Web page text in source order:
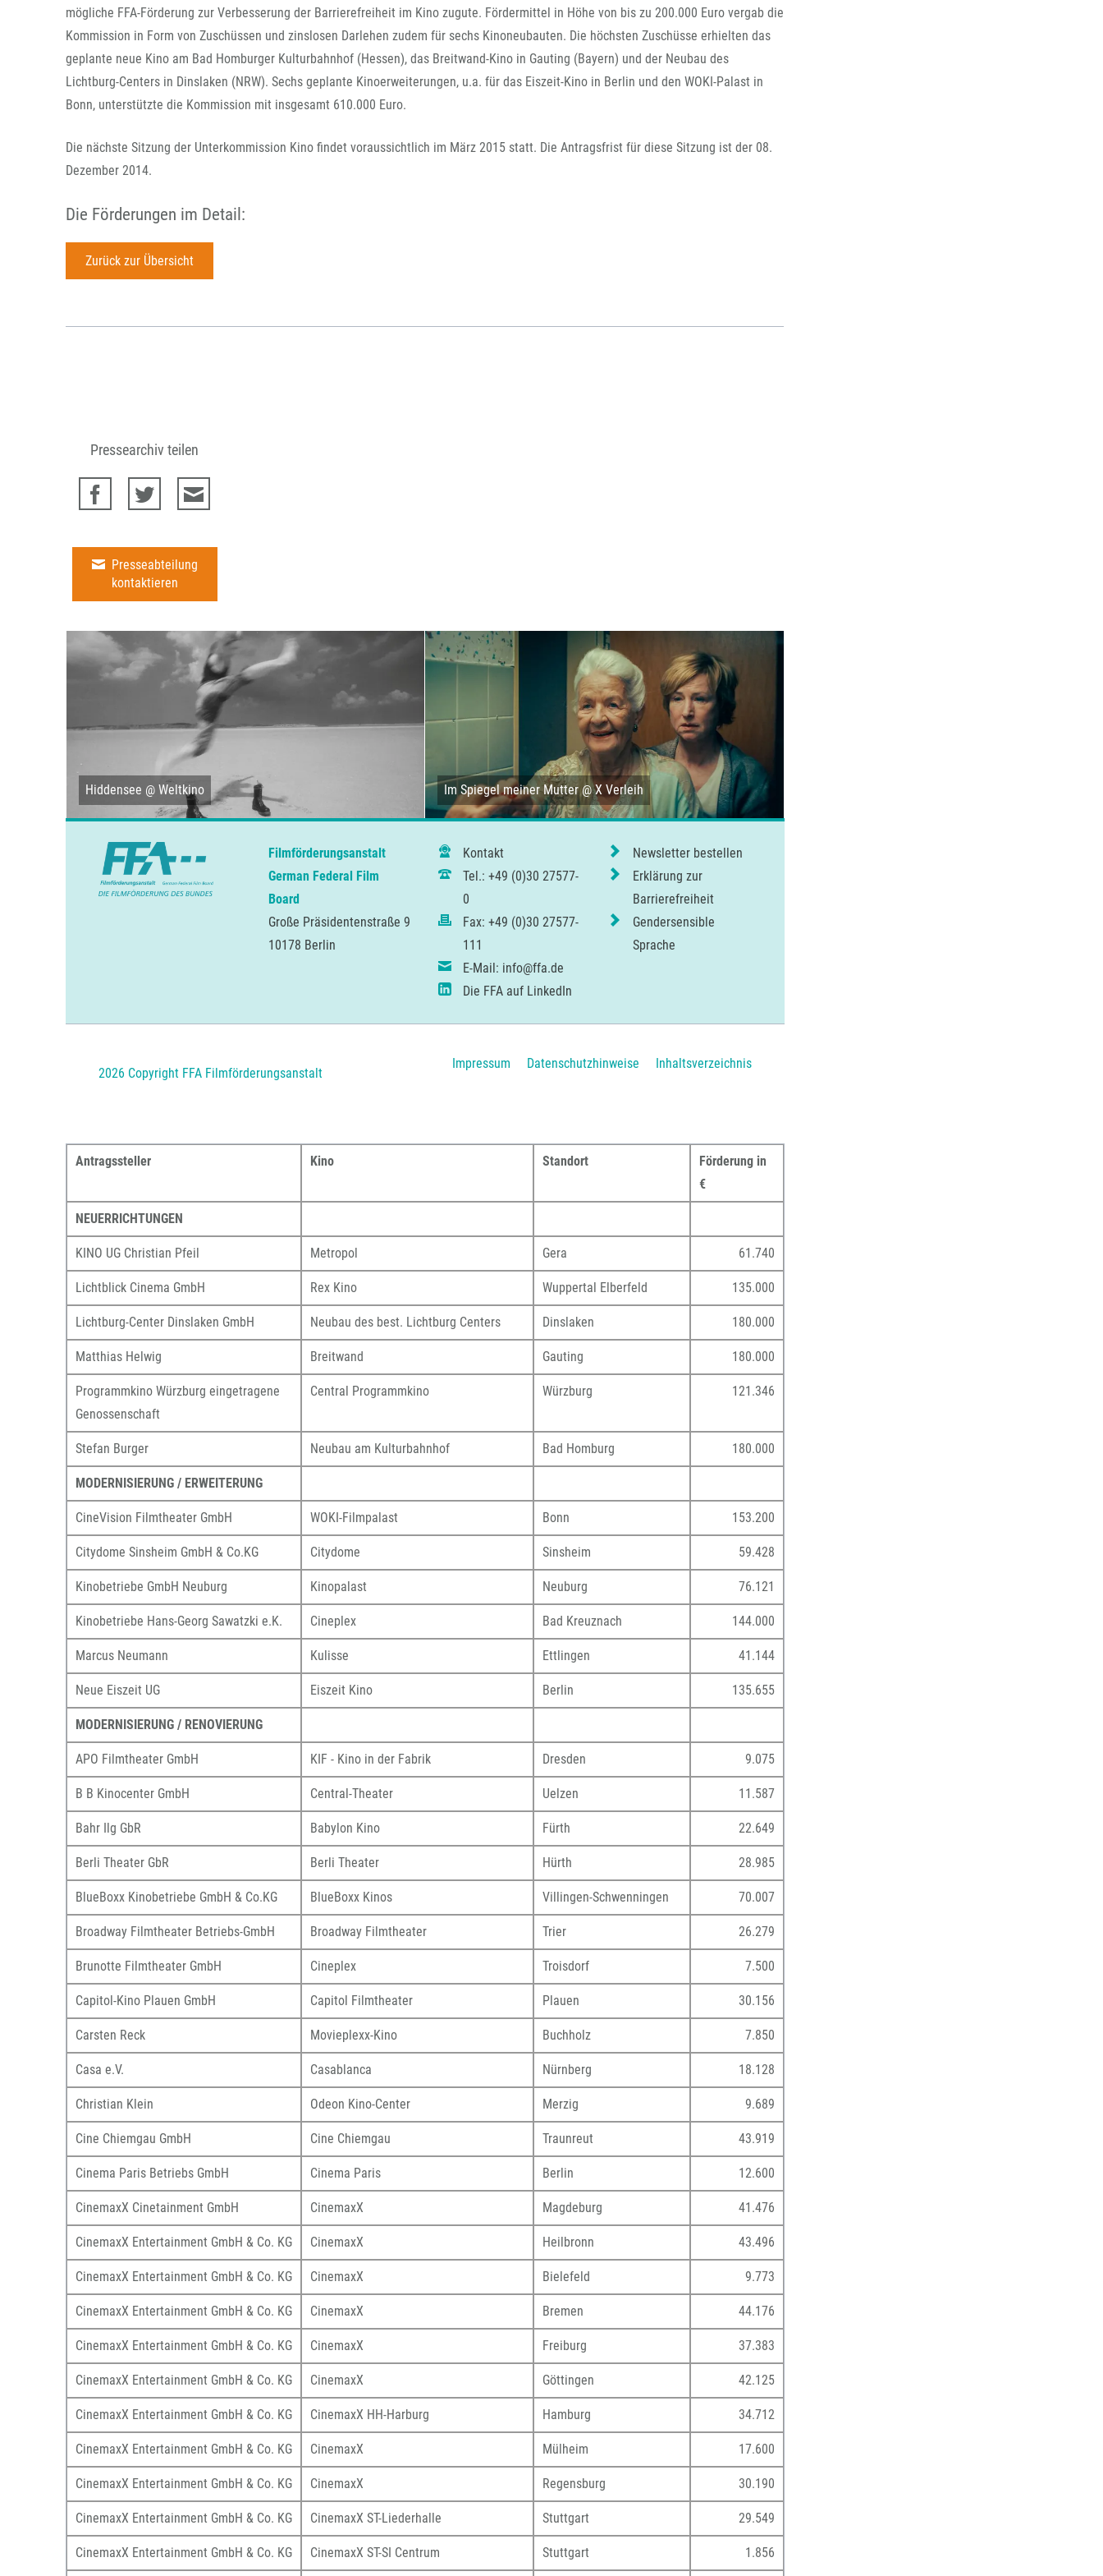
mögliche FFA-Förderung zur Verbesserung der Barrierefreiheit im Kino zugute. Fördermittel in Höhe von bis zu 200.000 Euro vergab die
Kommission in Form von Zuschüssen und zinslosen Darlehen zudem für sechs Kinoneubauten. Die höchsten Zuschüsse erhielten das
geplante neue Kino am Bad Homburger Kulturbahnhof (Hessen), das Breitwand-Kino in Gauting (Bayern) und der Neubau des
Lichtburg-Centers in Dinslaken (NRW). Sechs geplante Kinoerweiterungen, u.a. für das Eiszeit-Kino in Berlin und den WOKI-Palast in
Bonn, unterstützte die Kommission mit insgesamt 610.000 Euro.
Die nächste Sitzung der Unterkommission Kino findet voraussichtlich im März 2015 statt. Die Antragsfrist für diese Sitzung ist der 08.
Dezember 2014.
Die Förderungen im Detail:
Zurück zur Übersicht
Pressearchiv teilen
Presseabteilung
kontaktieren
Hiddensee @ Weltkino Im Spiegel meiner Mutter @ X Verleih
Filmförderungsanstalt
German Federal Film
Board
Große Präsidentenstraße 9
10178 Berlin
Kontakt
Tel.: +49 (0)30 27577-
0
Fax: +49 (0)30 27577-
111
E-Mail: info@ffa.de
Die FFA auf LinkedIn
Newsletter bestellen
Erklärung zur
Barrierefreiheit
Gendersensible
Sprache
2026 Copyright FFA Filmförderungsanstalt
Navigation
Impressum Datenschutzhinweise Inhaltsverzeichnis
Antragssteller Kino Standort
Förderung in
€
NEUERRICHTUNGEN
KINO UG Christian Pfeil Metropol Gera 61.740
Lichtblick Cinema GmbH Rex Kino Wuppertal Elberfeld 135.000
Lichtburg-Center Dinslaken GmbH Neubau des best. Lichtburg Centers Dinslaken 180.000
Matthias Helwig Breitwand Gauting 180.000
Programmkino Würzburg eingetragene
Genossenschaft
Central Programmkino Würzburg 121.346
Stefan Burger Neubau am Kulturbahnhof Bad Homburg 180.000
MODERNISIERUNG / ERWEITERUNG
CineVision Filmtheater GmbH WOKI-Filmpalast Bonn 153.200
Citydome Sinsheim GmbH & Co.KG Citydome Sinsheim 59.428
Kinobetriebe GmbH Neuburg Kinopalast Neuburg 76.121
Kinobetriebe Hans-Georg Sawatzki e.K. Cineplex Bad Kreuznach 144.000
Marcus Neumann Kulisse Ettlingen 41.144
Neue Eiszeit UG Eiszeit Kino Berlin 135.655
MODERNISIERUNG / RENOVIERUNG
APO Filmtheater GmbH KIF - Kino in der Fabrik Dresden 9.075
B B Kinocenter GmbH Central-Theater Uelzen 11.587
Bahr Ilg GbR Babylon Kino Fürth 22.649
Berli Theater GbR Berli Theater Hürth 28.985
BlueBoxx Kinobetriebe GmbH & Co.KG BlueBoxx Kinos Villingen-Schwenningen 70.007
Broadway Filmtheater Betriebs-GmbH Broadway Filmtheater Trier 26.279
Brunotte Filmtheater GmbH Cineplex Troisdorf 7.500
Capitol-Kino Plauen GmbH Capitol Filmtheater Plauen 30.156
Carsten Reck Movieplexx-Kino Buchholz 7.850
Casa e.V. Casablanca Nürnberg 18.128
Christian Klein Odeon Kino-Center Merzig 9.689
Cine Chiemgau GmbH Cine Chiemgau Traunreut 43.919
Cinema Paris Betriebs GmbH Cinema Paris Berlin 12.600
CinemaxX Cinetainment GmbH CinemaxX Magdeburg 41.476
CinemaxX Entertainment GmbH & Co. KG CinemaxX Heilbronn 43.496
CinemaxX Entertainment GmbH & Co. KG CinemaxX Bielefeld 9.773
CinemaxX Entertainment GmbH & Co. KG CinemaxX Bremen 44.176
CinemaxX Entertainment GmbH & Co. KG CinemaxX Freiburg 37.383
CinemaxX Entertainment GmbH & Co. KG CinemaxX Göttingen 42.125
CinemaxX Entertainment GmbH & Co. KG CinemaxX HH-Harburg Hamburg 34.712
CinemaxX Entertainment GmbH & Co. KG CinemaxX Mülheim 17.600
CinemaxX Entertainment GmbH & Co. KG CinemaxX Regensburg 30.190
CinemaxX Entertainment GmbH & Co. KG CinemaxX ST-Liederhalle Stuttgart 29.549
CinemaxX Entertainment GmbH & Co. KG CinemaxX ST-SI Centrum Stuttgart 1.856